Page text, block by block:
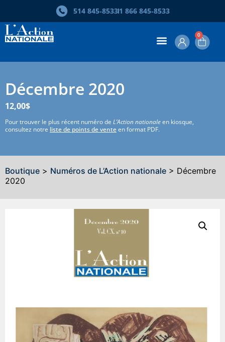
514 845‑85331 866 845‑8533
0
Décembre 2020
12,00$
Pour trouver le plus récent numéro de L’Action nationaleen kiosque,
consultez notre liste de points de venteen format PDF.
Boutique > Numéros de L’Action nationale > Décembre
2020